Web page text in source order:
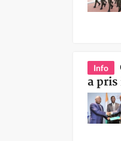
Info
a